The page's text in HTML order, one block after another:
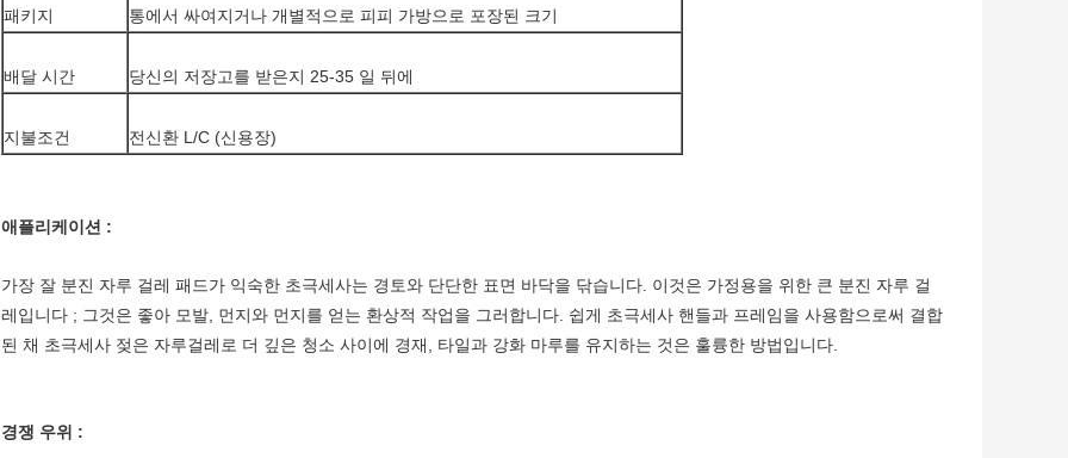
패키지 통에서 싸여지거나 개별적으로 피피 가방으로 포장된 크기
배달 시간 당신의 저장고를 받은지 25-35 일 뒤에
지불조건 전신환 L/C (신용장)
애플리케이션 :
가장 잘 분진 자루 걸레 패드가 익숙한 초극세사는 경토와 단단한 표면 바닥을 닦습니다. 이것은 가정용을 위한 큰 분진 자루 걸
레입니다 ; 그것은 좋아 모발, 먼지와 먼지를 얻는 환상적 작업을 그러합니다. 쉽게 초극세사 핸들과 프레임을 사용함으로써 결합
된 채 초극세사 젖은 자루걸레로 더 깊은 청소 사이에 경재, 타일과 강화 마루를 유지하는 것은 훌륭한 방법입니다.
경쟁 우위 :